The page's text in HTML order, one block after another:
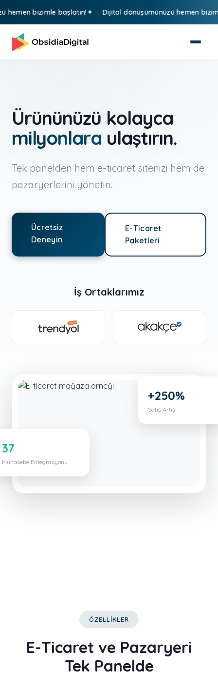
başlatın! Dijital dönüşümünüzü hemen bizimle başlatın!
Ürününüzü kolayca
milyonlara ulaştırın.
Tek panelden hem e-ticaret sitenizi hem de
pazaryerlerini yönetin.
Ücretsiz
Deneyin
E-Ticaret
Paketleri
İş Ortaklarımız
+250%
37
Muhasebe Entegrasyonu
ÖZELLİKLER
E-Ticaret ve Pazaryeri
Tek Panelde